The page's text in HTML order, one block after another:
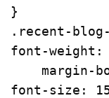
.recent-
font-weight :
margin-
font-size :